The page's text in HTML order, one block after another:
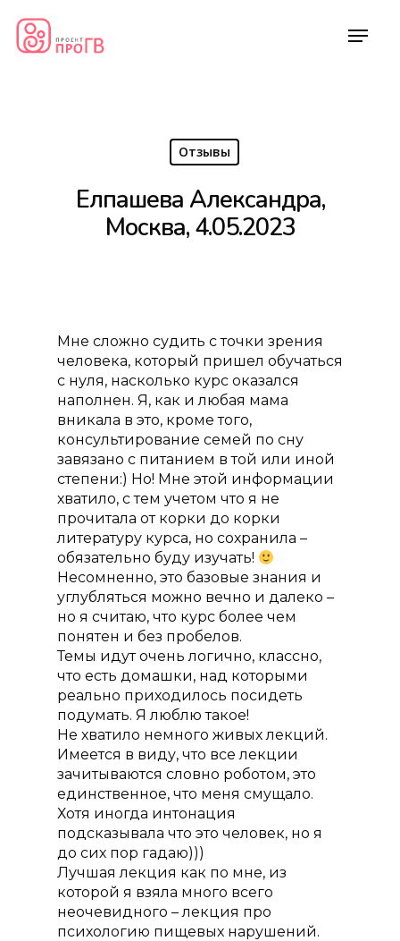
Отзывы
Елпашева Александра,
Москва, 4.05.2023
Мне сложно судить с точки зрения
человека, который пришел обучаться
с нуля, насколько курс оказался
наполнен. Я, как и любая мама
вникала в это, кроме того,
консультирование семей по сну
завязано с питанием в той или иной
степени:) Но! Мне этой информации
хватило, с тем учетом что я не
прочитала от корки до корки
литературу курса, но сохранила –
обязательно буду изучать!
Несомненно, это базовые знания и
углубляться можно вечно и далеко –
но я считаю, что курс более чем
понятен и без пробелов.
Темы идут очень логично, классно,
что есть домашки, над которыми
реально приходилось посидеть
подумать. Я люблю такое!
Не хватило немного живых лекций.
Имеется в виду, что все лекции
зачитываются словно роботом, это
единственное, что меня смущало.
Хотя иногда интонация
подсказывала что это человек, но я
до сих пор гадаю)))
Лучшая лекция как по мне, из
которой я взяла много всего
неочевидного – лекция про
психологию пищевых нарушений.
О проекте
Курсы